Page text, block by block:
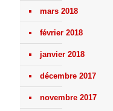
mars 2018
février 2018
janvier 2018
décembre 2017
novembre 2017